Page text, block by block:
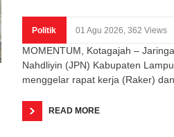
Politik 01 Agu 2026, 362 Views
MOMENTUM, Kotagajah –
Nahdliyin (JPN) Kabupaten
menggelar rapat kerja (Raker) dan
READ MORE